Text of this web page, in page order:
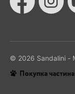
© 2026 Sandalini -